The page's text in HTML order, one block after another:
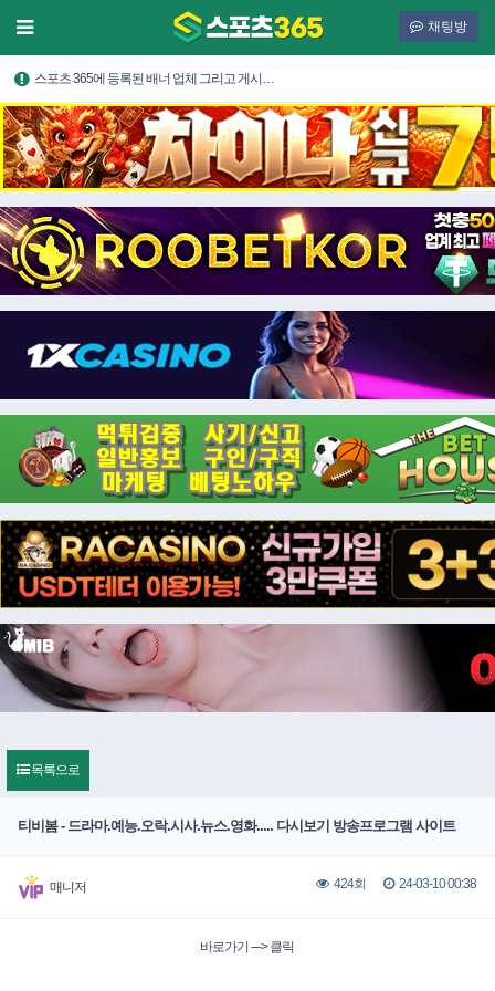
채팅방
스포츠 365에 등록된 배너 업체 그리고 게시…
목록으로
티비봄 - 드라마.예능.오락.시사.뉴스.영화..... 다시보기 방송프로그램 사이트
매니저 424회 24-03-10 00:38
바로가기 ---> 클릭